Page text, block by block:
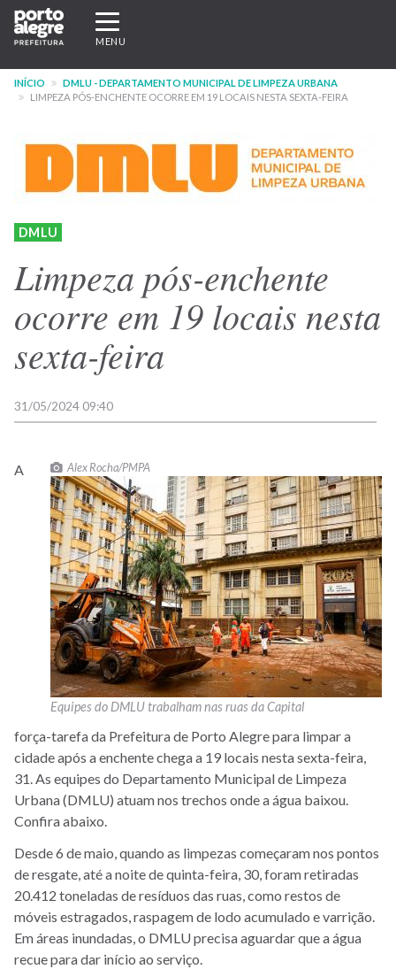
Pular
para
conteúdo
principal
Expandir/recolher
navegação
MENU
INÍCIO
DMLU - DEPARTAMENTO MUNICIPAL DE LIMPEZA URBANA
LIMPEZA PÓS-ENCHENTE OCORRE EM 19 LOCAIS NESTA SEXTA-FEIRA
DMLU
Limpeza pós-enchente
ocorre em 19 locais nesta
sexta-feira
31/05/2024 09:40
Alex Rocha/PMPA
Equipes do DMLU trabalham nas ruas da Capital
A
força-tarefa da Prefeitura de Porto Alegre para limpar a
cidade após a enchente chega a 19 locais nesta sexta-feira,
31. As equipes do Departamento Municipal de Limpeza
Urbana (DMLU) atuam nos trechos onde a água baixou.
Confira abaixo.
Desde 6 de maio, quando as limpezas começaram nos pontos
de resgate, até a noite de quinta-feira, 30, foram retiradas
20.412 toneladas de resíduos das ruas, como restos de
móveis estragados, raspagem de lodo acumulado e varrição.
Em áreas inundadas, o DMLU precisa aguardar que a água
recue para dar início ao serviço.